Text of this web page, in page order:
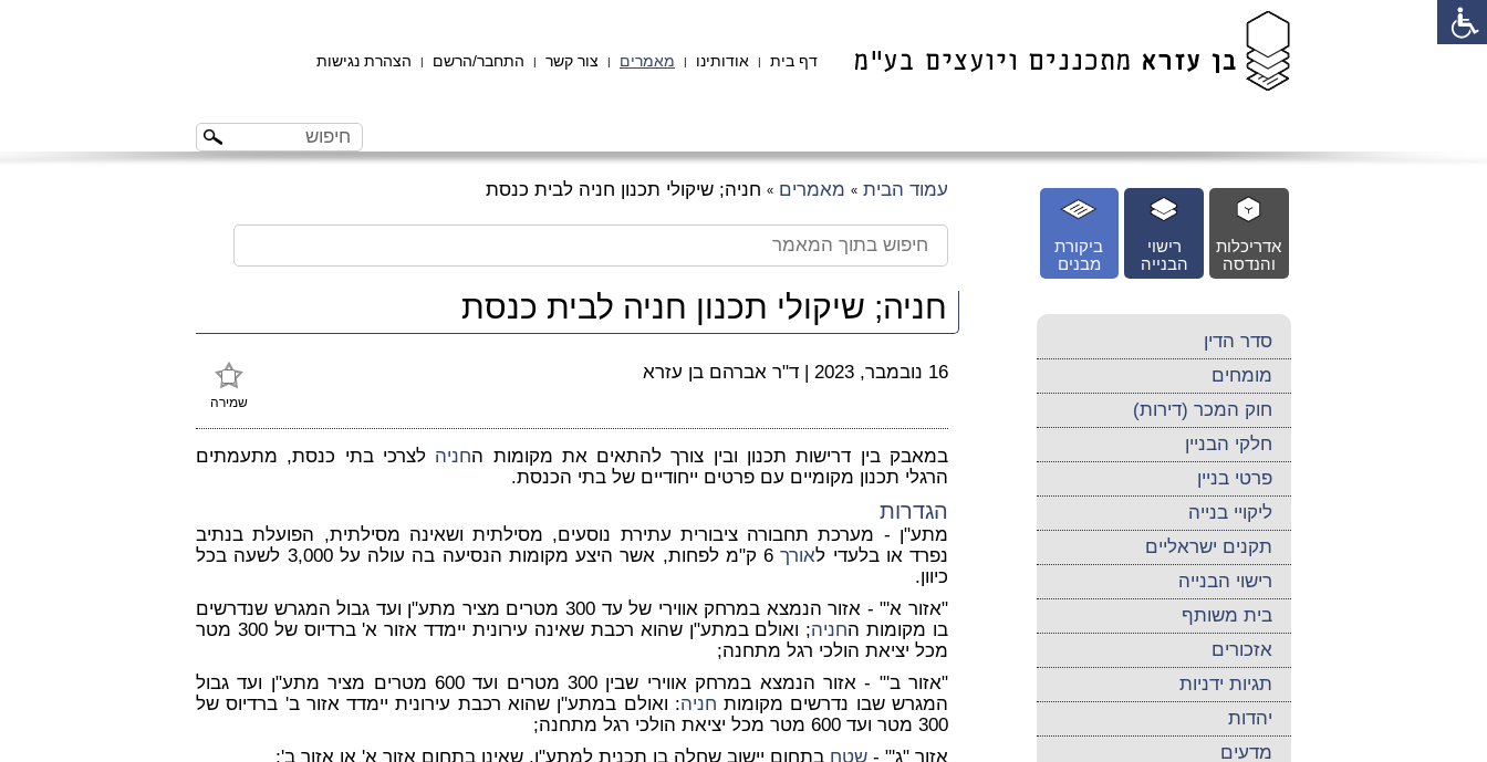
דף בית | אודותינו | מאמרים | צור קשר | התחבר/הרשם | הצהרת נגישות
עמוד הבית » מאמרים » חניה; שיקולי תכנון חניה לבית כנסת
חניה; שיקולי תכנון חניה לבית כנסת
שמירה
16 נובמבר, 2023 | ד"ר אברהם בן עזרא
במאבק בין דרישות תכנון ובין צורך להתאים את מקומות החניה לצרכי בתי כנסת, מתעמתים
הרגלי תכנון מקומיים עם פרטים ייחודיים של בתי הכנסת.
הגדרות
מתע"ן - מערכת תחבורה ציבורית עתירת נוסעים, מסילתית ושאינה מסילתית, הפועלת בנתיב
נפרד או בלעדי לאורך
6 ק"מ לפחות, אשר היצע מקומות הנסיעה בה עולה על 3,000 לשעה בכל
כיוון.
"אזור א'" - אזור הנמצא במרחק אווירי של עד 300 מטרים מציר מתע"ן ועד גבול המגרש שנדרשים
בו מקומות החניה
; ואולם במתע"ן שהוא רכבת שאינה עירונית יימדד אזור א' ברדיוס של 300 מטר
מכל יציאת הולכי רגל מתחנה;
"אזור ב'" - אזור הנמצא במרחק אווירי שבין 300 מטרים ועד 600 מטרים מציר מתע"ן ועד גבול
המגרש שבו נדרשים מקומות חניה: ואולם במתע"ן שהוא רכבת עירונית יימדד אזור ב' ברדיוס של
300 מטר ועד 600 מטר מכל יציאת הולכי רגל מתחנה;
אזור "ג'" - שטח בתחום יישוב שחלה בו תכנית למתע"ן, שאינו בתחום אזור א' או אזור ב';
ביקורת
מבנים
רישוי
הבנייה
אדריכלות
והנדסה
סדר הדין
מומחים
חוק המכר (דירות)
חלקי הבניין
פרטי בניין
ליקויי בנייה
תקנים ישראליים
רישוי הבנייה
בית משותף
אזכורים
תגיות ידניות
יהדות
מדעים